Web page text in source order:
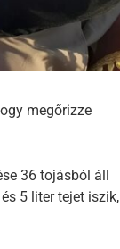
megőrizze
36 tojásból áll
5 liter tejet iszik,